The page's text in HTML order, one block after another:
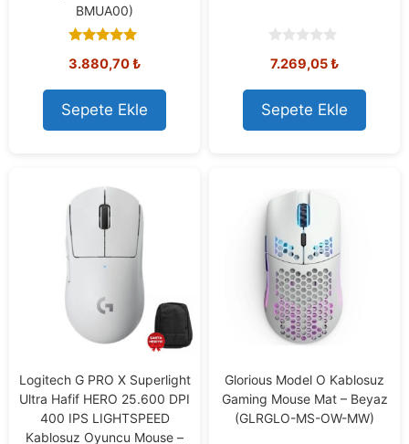
BMUA00)
out of 5
3.880,70₺
Sepete Ekle
o
t
o
f
5
Orijinal
7.778,73 ₺.
7.269,05₺Mevcut
Sepete Ekle
Logitech G PRO X Superlight
Ultra Hafif HERO 25.600 DPI
400 IPS LIGHTSPEED
Kablosuz Oyuncu Mouse –
Glorious Model O Kablosuz
Gaming Mouse Mat – Beyaz
(GLRGLO-MS-OW-MW)